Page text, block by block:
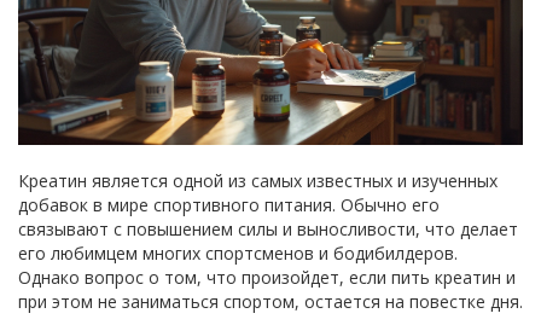
Креатин является одной из самых известных и изученных
добавок в мире спортивного питания. Обычно его
связывают с повышением силы и выносливости, что делает
его любимцем многих спортсменов и бодибилдеров.
Однако вопрос о том, что произойдет, если пить креатин и
при этом не заниматься спортом, остается на повестке дня.